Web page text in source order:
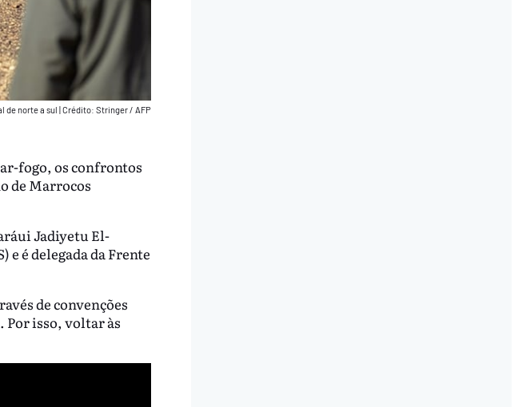
de norte a sul Crédito: Stringer / AFP
fogo, os confrontos
de Marrocos
Jadiyetu El-
é delegada da Frente
de convenções
Por isso, voltar às